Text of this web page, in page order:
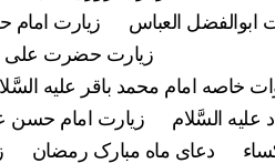
العباس
زیارت امام
زیارت حضرت علی
خاصه امام محمد باقر علیه
علیه السَّلام
زیارت امام حسن
دعای ماه مبارک رمضان